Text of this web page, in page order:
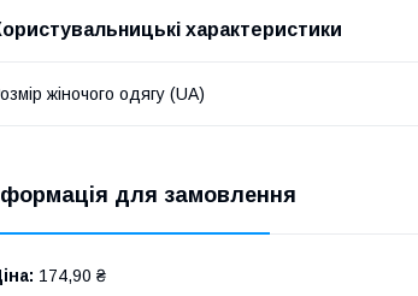
характеристики
жіночого одягу (UA)
для замовлення
174,90 ₴